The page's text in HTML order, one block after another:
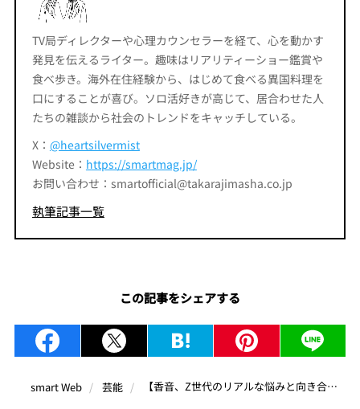
TV局ディレクターや心理カウンセラーを経て、心を動かす
発見を伝えるライター。趣味はリアリティーショー鑑賞や
食べ歩き。海外在住経験から、はじめて食べる異国料理を
口にすることが喜び。ソロ活好きが高じて、居合わせた人
たちの雑談から社会のトレンドをキャッチしている。
X： @heartsilvermist
Website： https://smartmag.jp/
お問い合わせ：smartofficial@takarajimasha.co.jp
執筆記事一覧
この記事をシェアする
smart Web 芸能 【香音、Z世代のリアルな悩みと向き合う】ドラマ『くすぶり女とすん止め女』で同世代女性の等身大を表現する演技が話題！